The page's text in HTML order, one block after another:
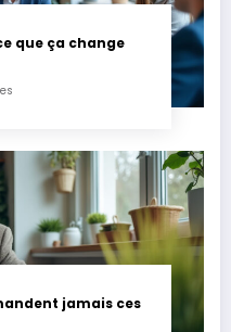
que ça change
jamais ces